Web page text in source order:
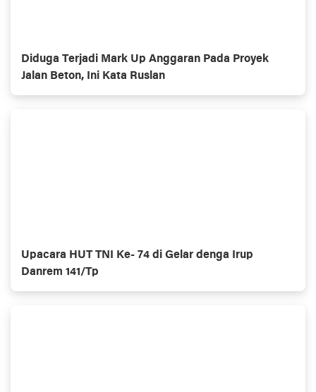
Diduga Terjadi Mark Up Anggaran Pada Proyek
Jalan Beton, Ini Kata Ruslan
Upacara HUT TNI Ke- 74 di Gelar denga Irup
Danrem 141/Tp